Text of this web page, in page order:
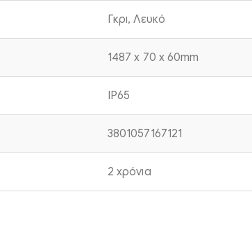
Γκρι, Λευκό
1487 x 70 x 60mm
IP65
3801057167121
2 χρόνια